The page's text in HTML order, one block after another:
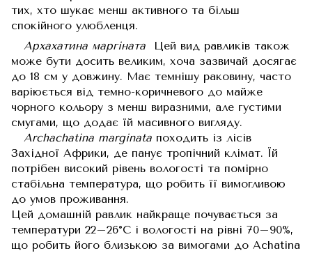
тих, хто шукає менш активного та більш
спокійного улюбленця.
Архахатина маргіната Цей вид равликів також
може бути досить великим, хоча зазвичай досягає
до 18 см у довжину. Має темнішу раковину, часто
варіюється від темно-коричневого до майже
чорного кольору з менш виразними, але густими
смугами, що додає їй масивного вигляду.
Archachatina marginata походить із лісів
Західної Африки, де панує тропічний клімат. Їй
потрібен високий рівень вологості та помірно
стабільна температура, що робить її вимогливою
до умов проживання.
Цей домашній равлик найкраще почувається за
температури 22–26°C і вологості на рівні 70–90%,
що робить його близькою за вимогами до Achatina